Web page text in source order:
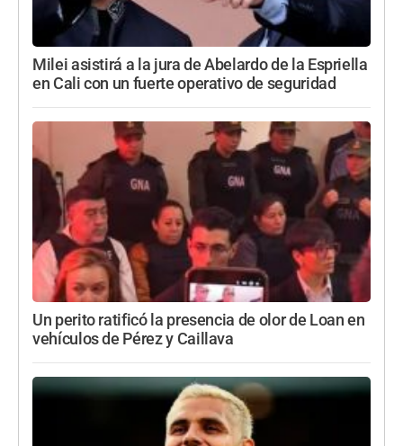
Milei asistirá a la jura de Abelardo de la Espriella
en Cali con un fuerte operativo de seguridad
Un perito ratificó la presencia de olor de Loan en
vehículos de Pérez y Caillava